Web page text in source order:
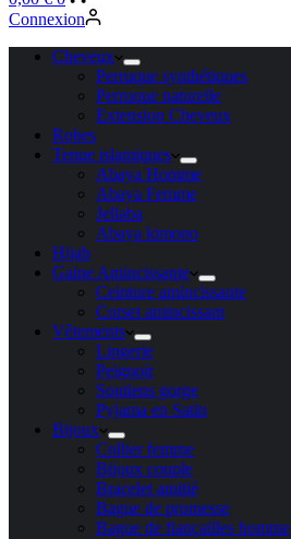
d’achat
Connexion
Cheveux
Perruque synthétiques
Perruque naturelle
Extension Cheveux
Robes
Tenue islamiques
Abaya Homme
Abaya Femme
Jellaba
Abaya kimono
Hijab
Gaine Amincissante
Ceinture amincissante
Corset amincissant
Vêtements
Lingerie
Peignoir
Soutiens gorge
Pyjama en Satin
Bijoux
Collier femme
Bijoux couple
Bracelet amitié
Bague de promesse
Bague de fiançailles homme